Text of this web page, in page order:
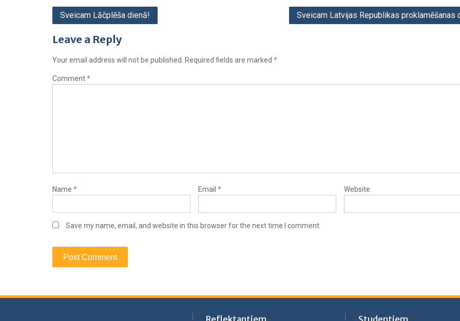
Sveicam Lāčplēša dienā! Sveicam Latvijas Republikas proklamēšanas
Leave a Reply
Your email address will not be published. Required fields are marked *
Comment*
Name * Email * Website
Save my name, email, and website in this browser for the next time I comment.